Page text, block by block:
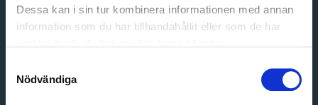
Dessa kan i sin tur kombinera informationen med annan
information som du har tillhandahållit eller som de har
Nödvändiga
Email address